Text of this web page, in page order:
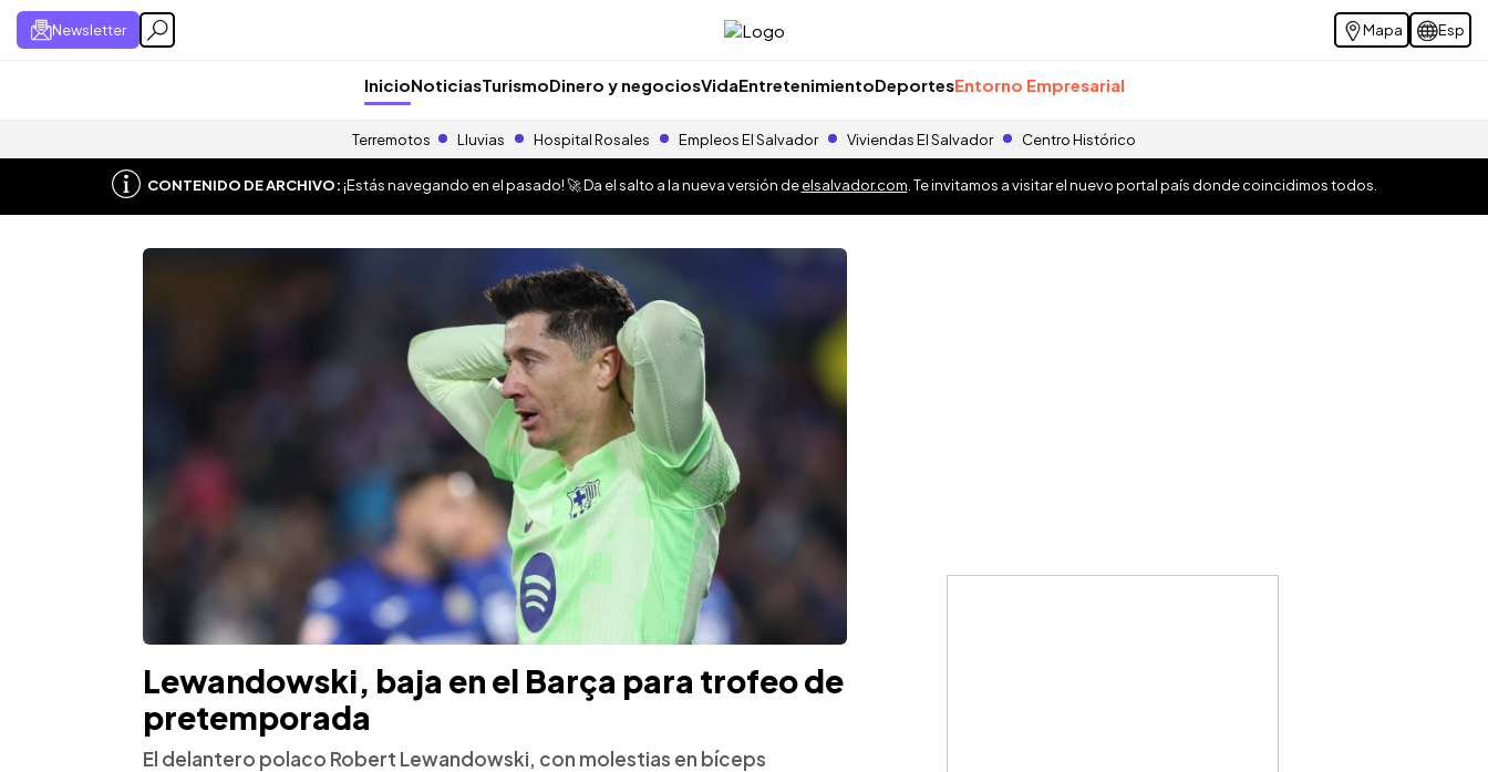
Newsletter Mapa Esp
InicioNoticiasTurismoDinero y negociosVidaEntretenimientoDeportesEntorno Empresarial
Terremotos Lluvias Hospital Rosales Empleos El Salvador Viviendas El Salvador Centro Histórico
CONTENIDO DE ARCHIVO:¡Estás navegando en el pasado! 🚀 Da el salto a la nueva versión deelsalvador.com . Te invitamos a visitar el nuevo portal país donde coincidimos todos.
Lewandowski, baja en el Barça para trofeo de
pretemporada
El delantero polaco Robert Lewandowski, con molestias en bíceps